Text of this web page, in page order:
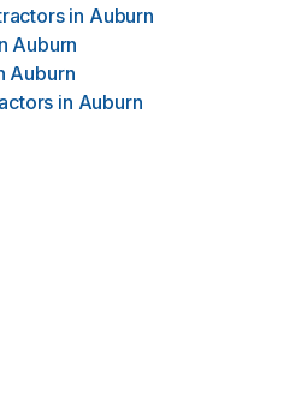
in Auburn
Auburn
Auburn
in Auburn